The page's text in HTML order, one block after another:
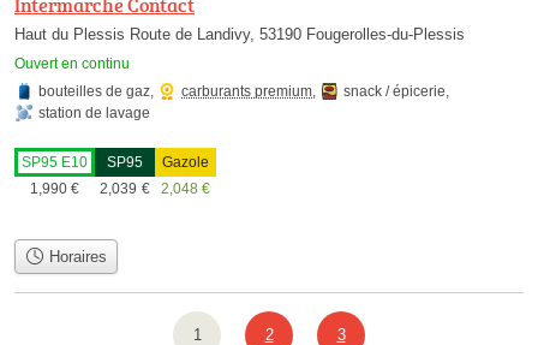
Haut du Plessis Route de Landivy, 53190 Fougerolles-du-Plessis
Ouvert en continu
bouteilles de gaz, carburants premium, snack / épicerie,
station de lavage
SP95 E10
1,990 €
SP95
2,039 €
Gazole
2,048 €
Horaires
1 2 3